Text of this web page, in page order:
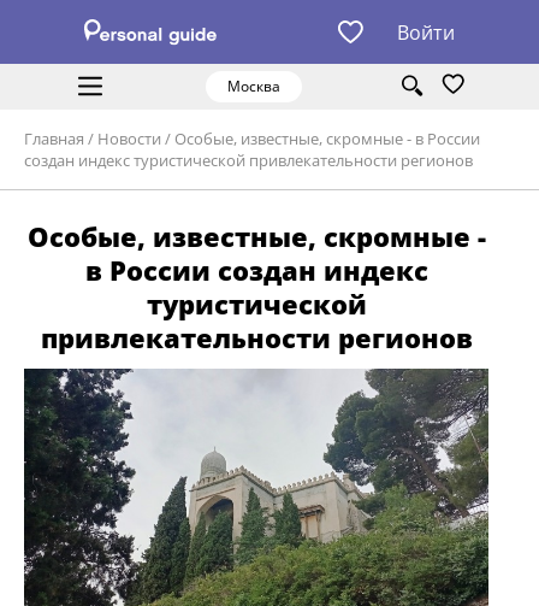
Войти
Москва
Главная / Новости / Особые, известные, скромные - в России
создан индекс туристической привлекательности регионов
Особые, известные, скромные -
в России создан индекс
туристической
привлекательности регионов